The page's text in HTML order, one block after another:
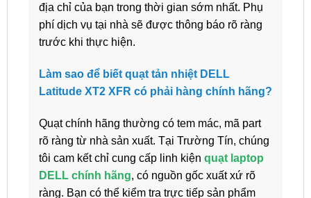
địa chỉ của bạn trong thời gian sớm nhất. Phụ
phí dịch vụ tại nhà sẽ được thông báo rõ ràng
trước khi thực hiện.
Làm sao để biết quạt tản nhiệt DELL
Latitude XT2 XFR có phải hàng chính hãng?
Quạt chính hãng thường có tem mác, mã part
rõ ràng từ nhà sản xuất. Tại Trường Tín, chúng
tôi cam kết chỉ cung cấp linh kiện quạt laptop
DELL chính hãng, có nguồn gốc xuất xứ rõ
ràng. Bạn có thể kiểm tra trực tiếp sản phẩm